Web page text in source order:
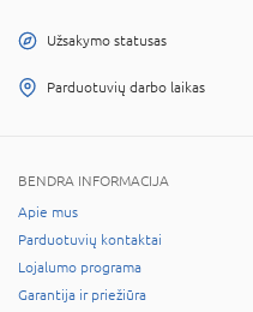
Užsakymo statusas
Parduotuvių darbo laikas
BENDRA INFORMACIJA
Apie mus
Parduotuvių kontaktai
Lojalumo programa
Garantija ir priežiūra